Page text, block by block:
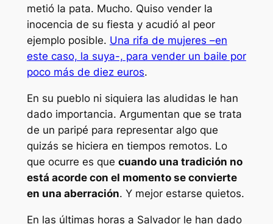
metió la pata. Mucho. Quiso vender la
inocencia de su fiesta y acudió al peor
ejemplo posible. Una rifa de mujeres –en
este caso, la suya-, para vender un baile por
poco más de diez euros.
En su pueblo ni siquiera las aludidas le han
dado importancia. Argumentan que se trata
de un paripé para representar algo que
quizás se hiciera en tiempos remotos. Lo
que ocurre es que cuando una tradición no
está acorde con el momento se convierte
en una aberración. Y mejor estarse quietos.
En las últimas horas a Salvador le han dado